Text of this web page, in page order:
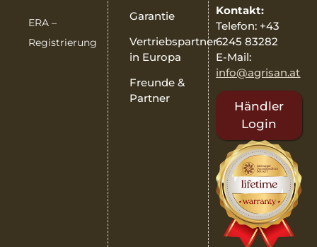
ERA –
Registrierung
Garantie
Vertriebspartner
in Europa
Freunde &
Partner
Kontakt:
Telefon: +43
6245 83282
E-Mail:
info@agrisan.at
Händler
Login